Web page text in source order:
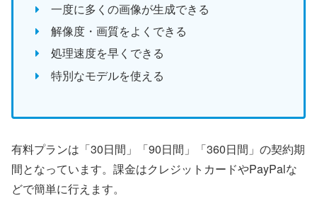
一度に多くの画像が生成できる
解像度・画質をよくできる
処理速度を早くできる
特別なモデルを使える
有料プランは「30日間」「90日間」「360日間」の契約期
間となっています。課金はクレジットカードやPayPalな
どで簡単に行えます。